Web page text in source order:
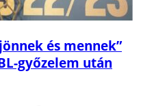
és mennek”
győzelem után